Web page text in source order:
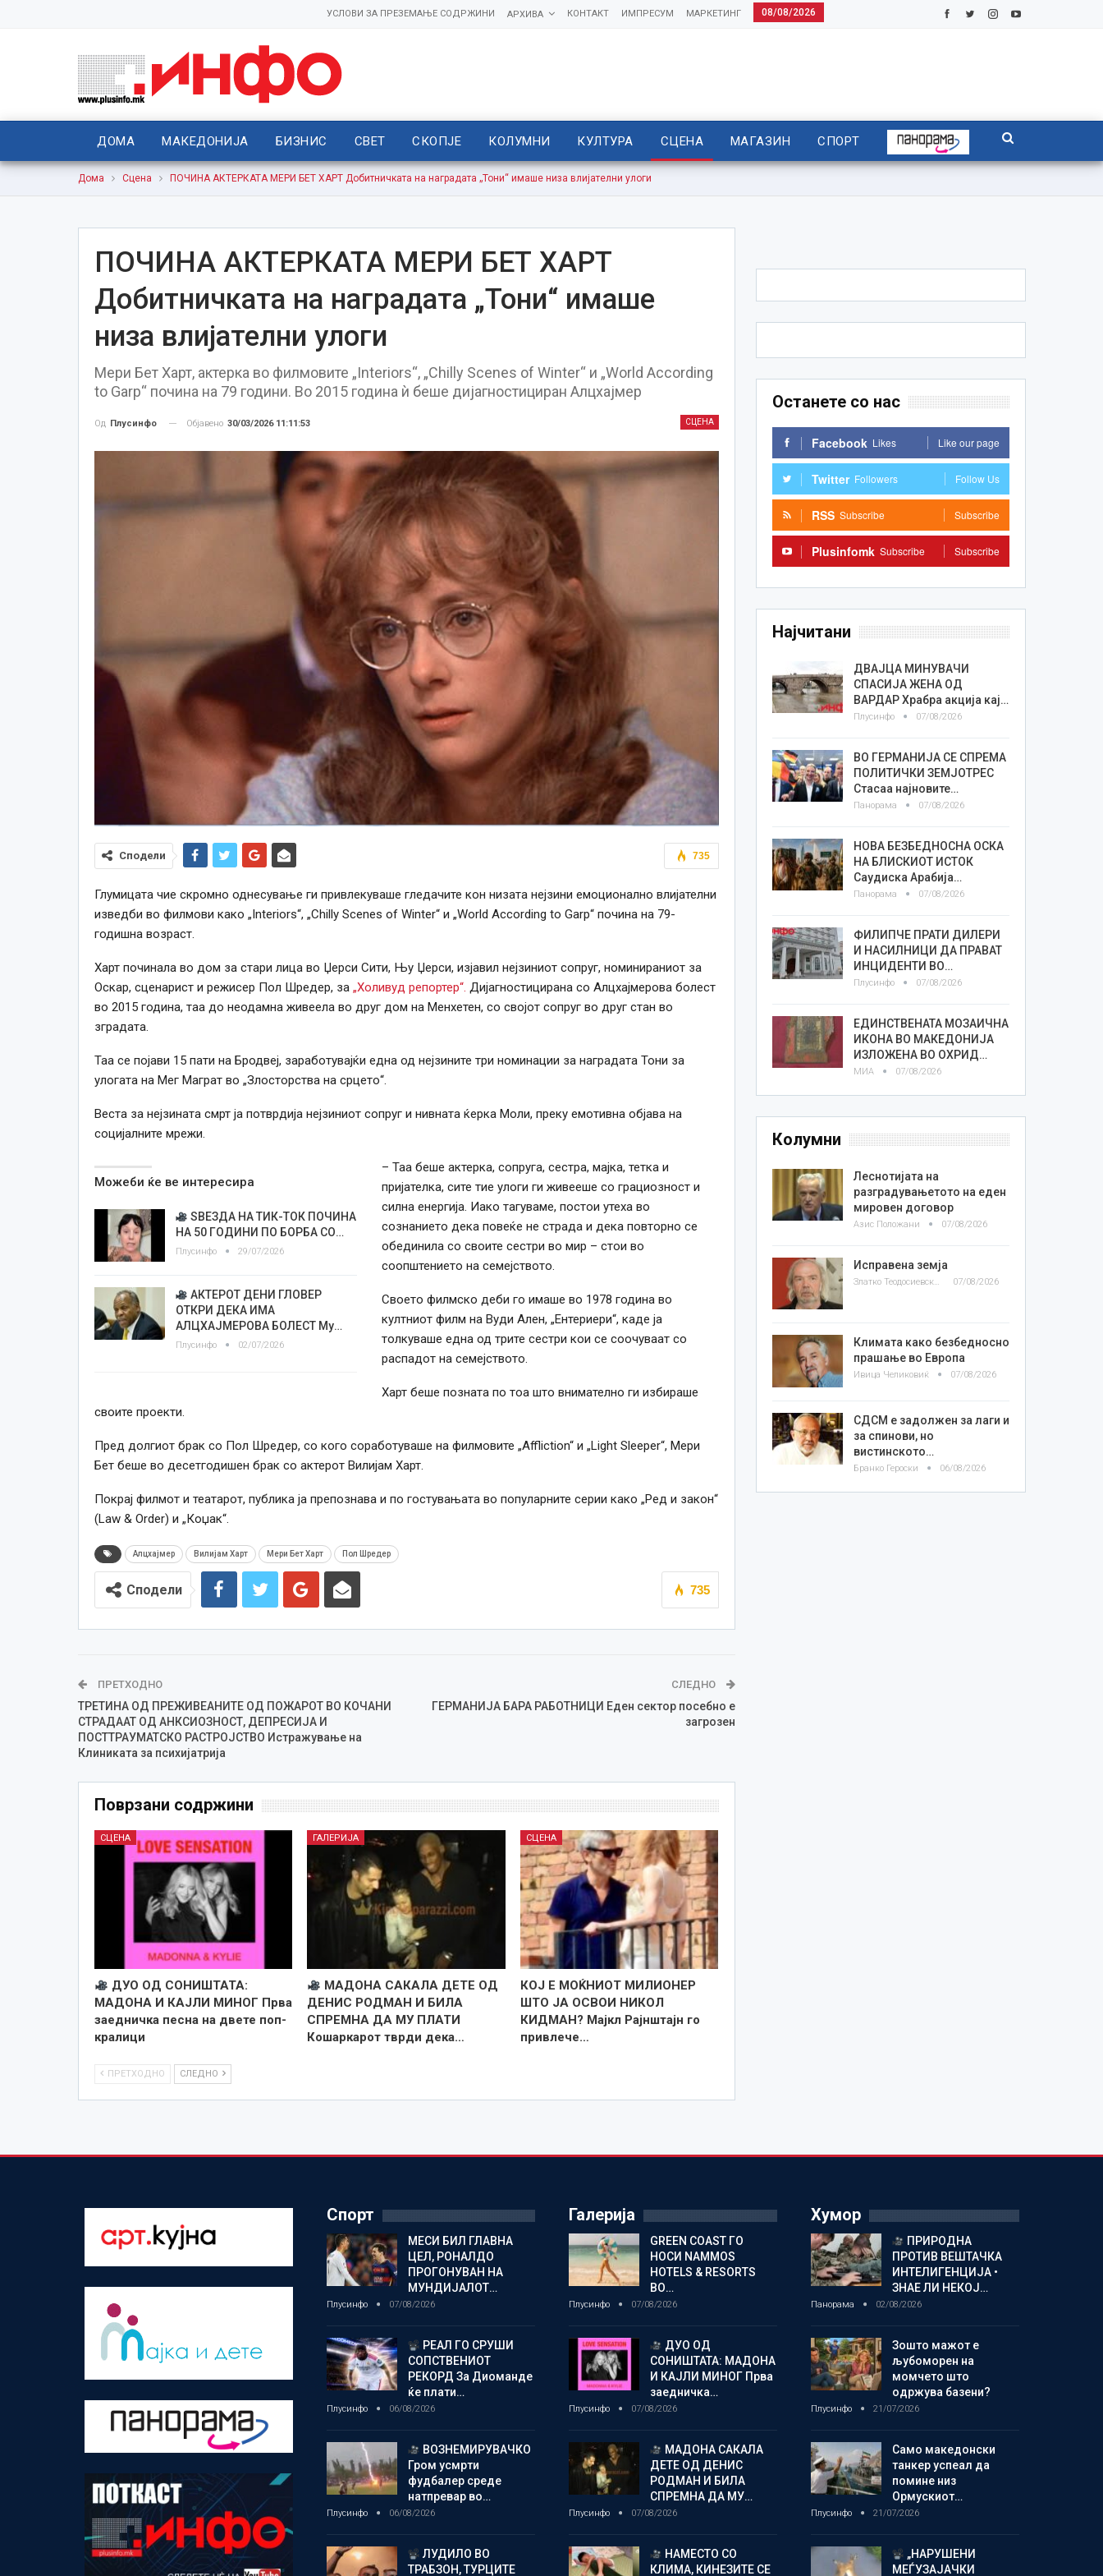
08/08/2026
МАРКЕТИНГ
ИМПРЕСУМ
КОНТАКТ
АРХИВА
УСЛОВИ ЗА ПРЕЗЕМАЊЕ СОДРЖИНИ
ДОМА МАКЕДОНИЈА БИЗНИС СВЕТ СКОПЈЕ КОЛУМНИ КУЛТУРА СЦЕНА МАГАЗИН СПОРТ
Дома Сцена ПОЧИНА АКТЕРКАТА МЕРИ БЕТ ХАРТ Добитничката на наградата „Тони“ имаше низа влијателни улоги
ПОЧИНА АКТЕРКАТА МЕРИ БЕТ ХАРТ
Добитничката на наградата „Тони“ имаше
низа влијателни улоги
Мери Бет Харт, актерка во филмовите „Interiors“, „Chilly Scenes of Winter“ и „World According
to Garp“ почина на 79 години. Во 2015 година ѝ беше дијагностициран Алцхајмер
СЦЕНА
Од Плусинфо Објавено 30/03/2026 11:11:53
735
Сподели
Глумицата чие скромно однесување ги привлекуваше гледачите кон низата нејзини емоционално влијателни
изведби во филмови како „Interiors“, „Chilly Scenes of Winter“ и „World According to Garp“ почина на 79-
годишна возраст.
Харт починала во дом за стари лица во Џерси Сити, Њу Џерси, изјавил нејзиниот сопруг, номинираниот за
Оскар, сценарист и режисер Пол Шредер, за „Холивуд репортер“. Дијагностицирана со Алцхајмерова болест
во 2015 година, таа до неодамна живеела во друг дом на Менхетен, со својот сопруг во друг стан во
зградата.
Таа се појави 15 пати на Бродвеј, заработувајќи една од нејзините три номинации за наградата Тони за
улогата на Мег Маграт во „Злосторства на срцето“.
Веста за нејзината смрт ја потврдија нејзиниот сопруг и нивната ќерка Моли, преку емотивна објава на
социјалните мрежи.
Можеби ќе ве интересира
ЅВЕЗДА НА ТИК-ТОК ПОЧИНА
НА 50 ГОДИНИ ПО БОРБА СО…
Плусинфо 29/07/2026
АКТЕРОТ ДЕНИ ГЛОВЕР
ОТКРИ ДЕКА ИМА
АЛЦХАЈМЕРОВА БОЛЕСТ Му…
Плусинфо 02/07/2026
– Таа беше актерка, сопруга, сестра, мајка, тетка и
пријателка, сите тие улоги ги живееше со грациозност и
силна енергија. Иако тагуваме, постои утеха во
сознанието дека повеќе не страда и дека повторно се
обединила со своите сестри во мир – стои во
соопштението на семејството.
Своето филмско деби го имаше во 1978 година во
култниот филм на Вуди Ален, „Ентериери“, каде ја
толкуваше една од трите сестри кои се соочуваат со
распадот на семејството.
Харт беше позната по тоа што внимателно ги избираше
своите проекти.
Пред долгиот брак со Пол Шредер, со кого соработуваше на филмовите „Affliction“ и „Light Sleeper“, Мери
Бет беше во десетгодишен брак со актерот Вилијам Харт.
Покрај филмот и театарот, публика ја препознава и по гостувањата во популарните серии како „Ред и закон“
(Law & Order) и „Коџак“.
Алцхајмер Вилијам Харт Мери Бет Харт Пол Шредер
735
Сподели
ПРЕТХОДНО
ТРЕТИНА ОД ПРЕЖИВЕАНИТЕ ОД ПОЖАРОТ ВО КОЧАНИ
СТРАДААТ ОД АНКСИОЗНОСТ, ДЕПРЕСИЈА И
ПОСТТРАУМАТСКО РАСТРОЈСТВО Истражување на
Клиниката за психијатрија
СЛЕДНО
ГЕРМАНИЈА БАРА РАБОТНИЦИ Еден сектор посебно е
загрозен
Поврзани содржини
СЦЕНА
ДУО ОД СОНИШТАТА:
МАДОНА И КАЈЛИ МИНОГ Прва
заедничка песна на двете поп-
кралици
ГАЛЕРИЈА
МАДОНА САКАЛА ДЕТЕ ОД
ДЕНИС РОДМАН И БИЛА
СПРЕМНА ДА МУ ПЛАТИ
Кошаркарот тврди дека…
СЦЕНА
КОЈ Е МОЌНИОТ МИЛИОНЕР
ШТО ЈА ОСВОИ НИКОЛ
КИДМАН? Мајкл Рајнштајн го
привлече…
ПРЕТХОДНО СЛЕДНО
Останете со нас
Facebook Likes Like our page
Twitter Followers Follow Us
RSS Subscribe Subscribe
Plusinfomk Subscribe Subscribe
Најчитани
ДВАЈЦА МИНУВАЧИ
СПАСИЈА ЖЕНА ОД
ВАРДАР Храбра акција кај…
Плусинфо 07/08/2026
ВО ГЕРМАНИЈА СЕ СПРЕМА
ПОЛИТИЧКИ ЗЕМЈОТРЕС
Стасаа најновите…
Панорама 07/08/2026
НОВА БЕЗБЕДНОСНА ОСКА
НА БЛИСКИОТ ИСТОК
Саудиска Арабија…
Панорама 07/08/2026
ФИЛИПЧЕ ПРАТИ ДИЛЕРИ
И НАСИЛНИЦИ ДА ПРАВАТ
ИНЦИДЕНТИ ВО…
Плусинфо 07/08/2026
ЕДИНСТВЕНАТА МОЗАИЧНА
ИКОНА ВО МАКЕДОНИЈА
ИЗЛОЖЕНА ВО ОХРИД…
МИА 07/08/2026
Колумни
Леснотијата на
разградувањетото на еден
мировен договор
Азис Положани 07/08/2026
Исправена земја
Златко Теодосиевски 07/08/2026
Климата како безбедносно
прашање во Европа
Ивица Челиковиќ 07/08/2026
СДСМ е задолжен за лаги и
за спинови, но
вистинското…
Бранко Героски 06/08/2026
Спорт
МЕСИ БИЛ ГЛАВНА
ЦЕЛ, РОНАЛДО
ПРОГОНУВАН НА
МУНДИЈАЛОТ…
Плусинфо 07/08/2026
РЕАЛ ГО СРУШИ
СОПСТВЕНИОТ
РЕКОРД За Диоманде
ќе плати…
Плусинфо 06/08/2026
ВОЗНЕМИРУВАЧКО
Гром усмрти
фудбалер среде
натпревар во…
Плусинфо 06/08/2026
ЛУДИЛО ВО
ТРАБЗОН, ТУРЦИТЕ
Галерија
GREEN COAST ГО
НОСИ NAMMOS
HOTELS & RESORTS
ВО…
Плусинфо 07/08/2026
ДУО ОД
СОНИШТАТА: МАДОНА
И КАЈЛИ МИНОГ Прва
заедничка…
Плусинфо 07/08/2026
МАДОНА САКАЛА
ДЕТЕ ОД ДЕНИС
РОДМАН И БИЛА
СПРЕМНА ДА МУ…
Плусинфо 07/08/2026
НАМЕСТО СО
КЛИМА, КИНЕЗИТЕ СЕ
Хумор
ПРИРОДНА
ПРОТИВ ВЕШТАЧКА
ИНТЕЛИГЕНЦИЈА •
ЗНАЕ ЛИ НЕКОЈ…
Панорама 02/08/2026
Зошто мажот е
љубоморен на
момчето што
одржува базени?
Плусинфо 21/07/2026
Само македонски
танкер успеал да
помине низ
Ормускиот…
Плусинфо 21/07/2026
„НАРУШЕНИ
МЕЃУЗАЈАЧКИ